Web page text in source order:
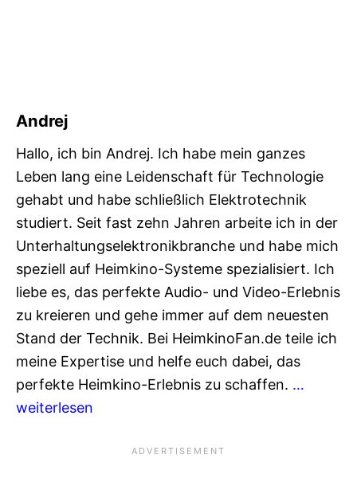
Andrej
Hallo, ich bin Andrej. Ich habe mein ganzes
Leben lang eine Leidenschaft für Technologie
gehabt und habe schließlich Elektrotechnik
studiert. Seit fast zehn Jahren arbeite ich in der
Unterhaltungselektronikbranche und habe mich
speziell auf Heimkino-Systeme spezialisiert. Ich
liebe es, das perfekte Audio- und Video-Erlebnis
zu kreieren und gehe immer auf dem neuesten
Stand der Technik. Bei HeimkinoFan.de teile ich
meine Expertise und helfe euch dabei, das
perfekte Heimkino-Erlebnis zu schaffen. …
weiterlesen